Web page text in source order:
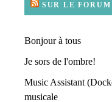
SUR LE FORUM
Bonjour à tous
Je sors de l'ombre!
Music Assistant
musicale